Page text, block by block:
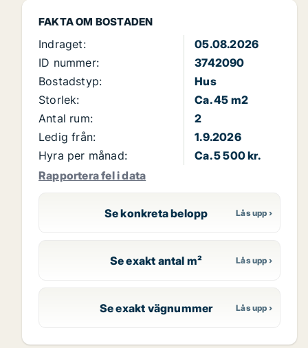
FAKTA OM BOSTADEN
Indraget:
05.08.2026
ID nummer:
3742090
Bostadstyp:
Hus
Storlek:
Ca. 45 m2
Antal rum:
2
Ledig från:
1.9.2026
Hyra per månad:
Ca. 5 500 kr.
Rapportera fel i data
Se konkreta belopp
Se exakt antal m²
Se exakt vägnummer